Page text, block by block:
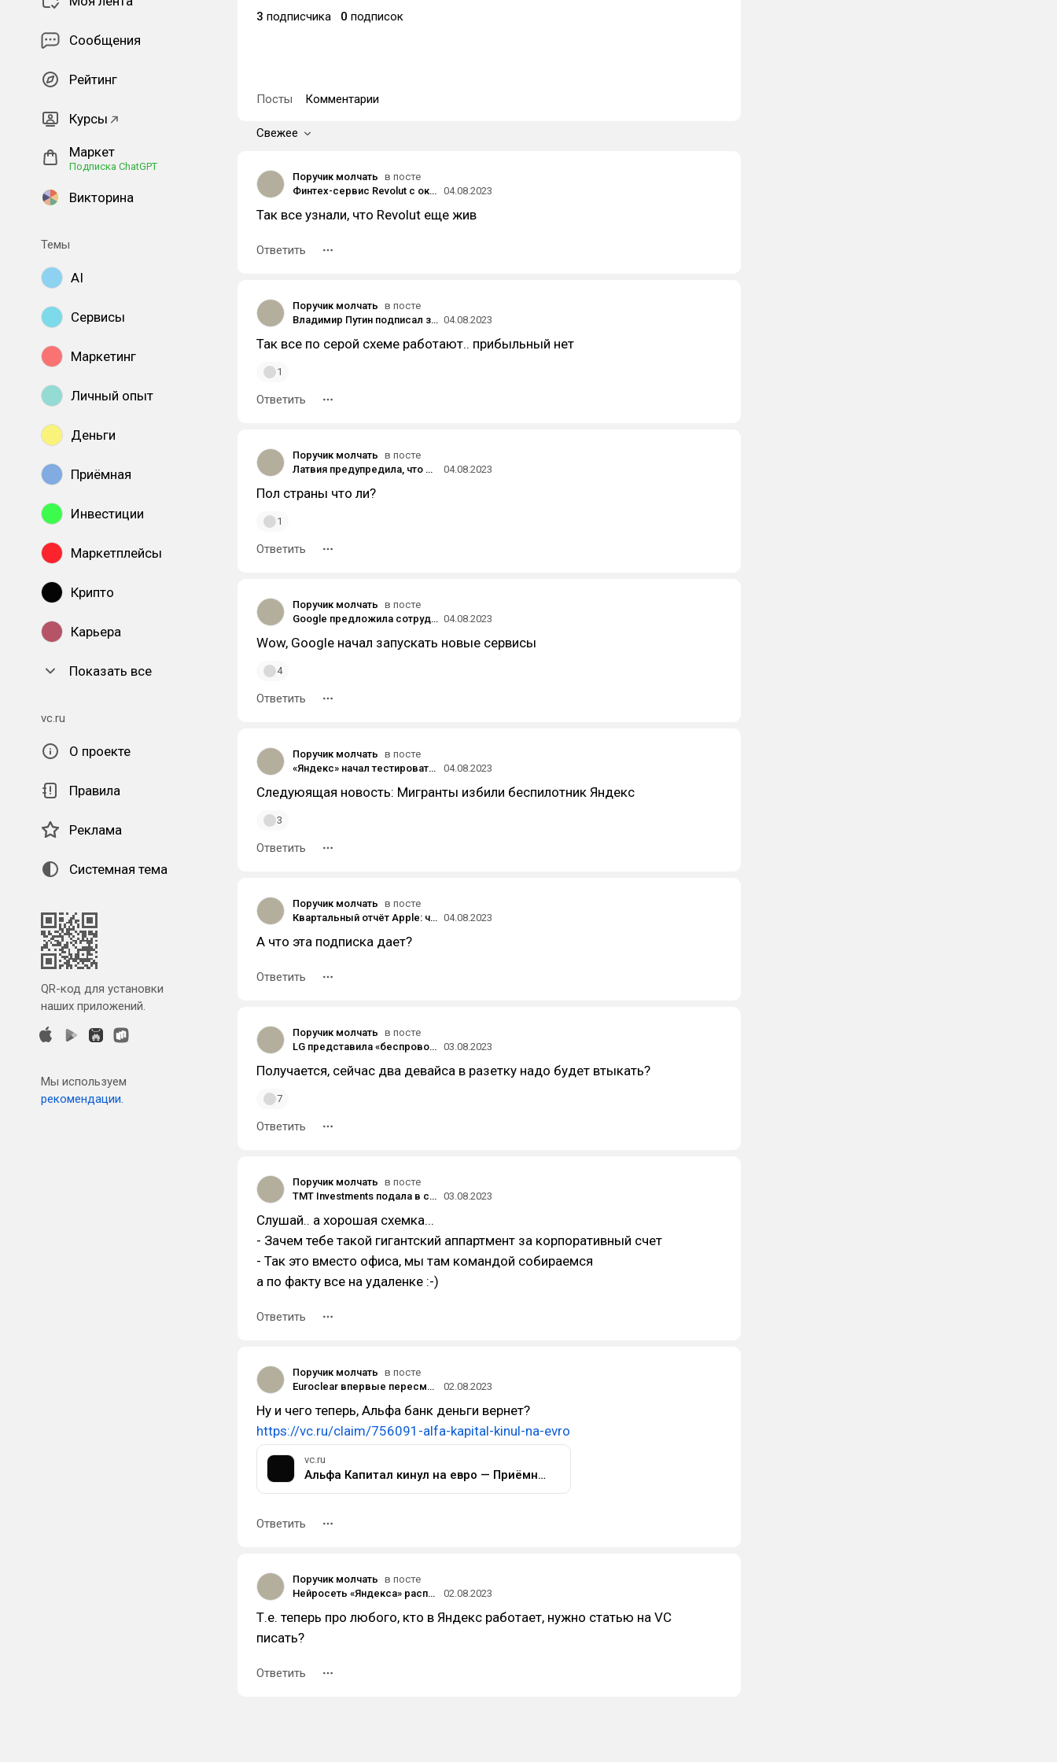
Сообщения
Рейтинг
Курсы
Маркет
Подписка ChatGPT
Викторина
Темы
AI
Сервисы
Маркетинг
Личный опыт
Деньги
Приёмная
Инвестиции
Маркетплейсы
Крипто
Карьера
Показать все
vc.ru
О проекте
Правила
Реклама
Системная тема
QR-код для установки
наших приложений.
Мы используем
рекомендации.
3 подписчика 0 подписок
Посты Комментарии
Свежее
Поручик молчать в посте
Финтех-сервис Revolut с октября 2023 года закроет операции с криптовалютами в США 04.08.2023
Так все узнали, что Revolut еще жив
Ответить
Поручик молчать в посте
Владимир Путин подписал закон о разовом налоге на «сверхприбыль» крупных компаний 04.08.2023
Так все по серой схеме работают.. прибыльный нет
1
Ответить
Поручик молчать в посте
Латвия предупредила, что может выслать из страны 6000 россиян, которые отказались сдавать экзамен на знание языка
04.08.2023
Пол страны что ли?
1
Ответить
Поручик молчать в посте
Google предложила сотрудникам номера в отеле на территории кампуса по $99 за ночь, чтобы «не ехать утром в офис» 04.08.2023
Wow, Google начал запускать новые сервисы
4
Ответить
Поручик молчать в посте
«Яндекс» начал тестировать в Москве беспилотники без водителя за рулём
04.08.2023
Следуюящая новость: Мигранты избили беспилотник Яндекс
3
Ответить
Поручик молчать в посте
Квартальный отчёт Apple: число платных подписчиков превысило 1 млрд, выручка от продаж iPad сократилась на 20% 04.08.2023
А что эта подписка дает?
Ответить
Поручик молчать в посте
LG представила «беспроводной» 97-дюймовый OLED-телевизор — за £28 тысяч 03.08.2023
Получается, сейчас два девайса в разетку надо будет втыкать?
7
Ответить
Поручик молчать в посте
TMT Investments подала в суд на сервис для обучения геймеров Legionfarm, обвинив в растрате основателя Алексея Белянкина 03.08.2023
Слушай.. а хорошая схемка...
- Зачем тебе такой гигантский аппартмент за корпоративный счет
- Так это вместо офиса, мы там командой собираемся
а по факту все на удаленке :-)
Ответить
Поручик молчать в посте
Euroclear впервые пересмотрел отказ в разблокировке активов российского инвестора
02.08.2023
Ну и чего теперь, Альфа банк деньги вернет?
https://vc.ru/claim/756091-alfa-kapital-kinul-na-evro
vc.ru
Альфа Капитал кинул на евро — Приёмная на vc.ru
Ответить
Поручик молчать в посте
Нейросеть «Яндекса» распознала 24 тысячи выпусков газеты «Советский спорт» для сервиса «Поиск по архивам»
02.08.2023
Т.е. теперь про любого, кто в Яндекс работает, нужно статью на VC
писать?
Ответить